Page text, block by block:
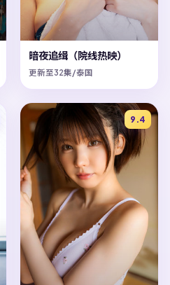
暗夜追缉（院线热映）
更新至32集/泰国
9.4